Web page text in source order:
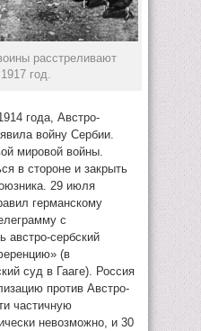
расстреливают
год.
года, Австро-
войну Сербии.
мировой войны.
в стороне и закрыть
29 июля
германскому
с
австро-сербский
(в
суд в Гааге). Россия
против Австро-
частичную
невозможно, и 30